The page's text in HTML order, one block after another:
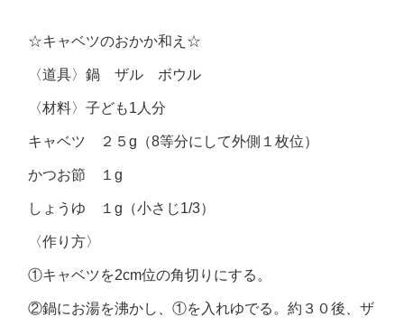
☆キャベツのおかか和え☆
〈道具〉鍋 ザル ボウル
〈材料〉子ども1人分
キャベツ ２５g（8等分にして外側１枚位）
かつお節 １g
しょうゆ １g（小さじ1/3）
〈作り方〉
①キャベツを2cm位の角切りにする。
②鍋にお湯を沸かし、①を入れゆでる。約３０後、ザ